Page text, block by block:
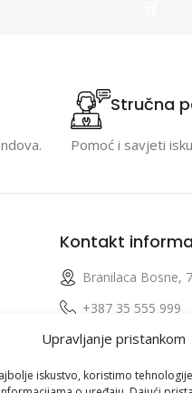
Upravljanje pristankom
iskustvo, koristimo
Stručna
Pomoć i savjeti
Kontakt
Branilaca Bosne,
+387 35 555 999
info@pconer.ba
ID: 4210115760008